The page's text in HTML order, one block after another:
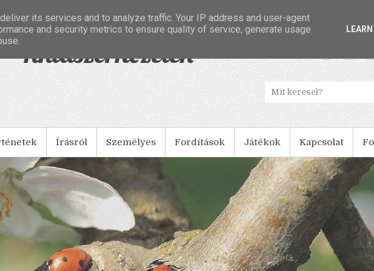
Tintaszerkezetek
Írásról Személyes Fordítások Játékok Kapcsolat
its services and to analyze traffic. Your IP address and user-agent
and security metrics to ensure quality of service, generate usage